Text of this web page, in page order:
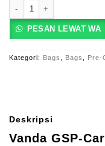
PESAN LEWAT WA
Kategori: Bags Bags Pre-
Deskripsi
Vanda GSP-